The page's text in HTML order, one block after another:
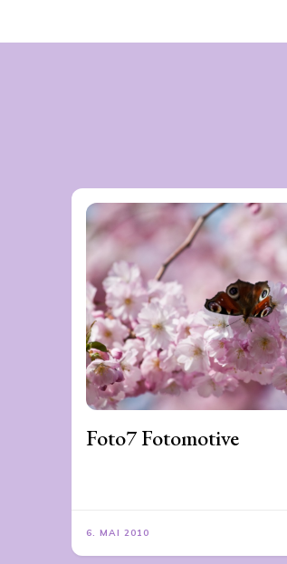
Foto7 Fotomotive
6. MAI 2010